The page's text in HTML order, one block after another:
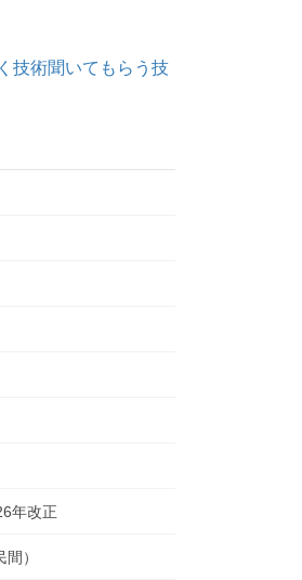
技術聞いてもらう技
年改正
）